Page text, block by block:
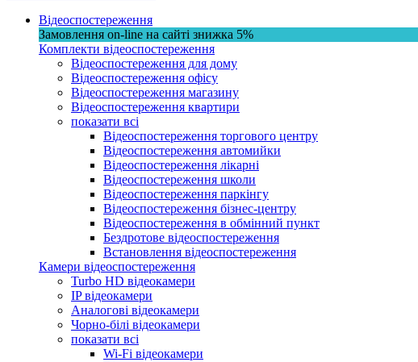
Відеоспостереження
Замовлення on-line на сайті знижка 5%
Комплекти відеоспостереження
Відеоспостереження для дому
Відеоспостереження офісу
Відеоспостереження магазину
Відеоспостереження квартири
показати всі
Відеоспостереження торгового центру
Відеоспостереження автомийки
Відеоспостереження лікарні
Відеоспостереження школи
Відеоспостереження паркінгу
Відеоспостереження бізнес-центру
Відеоспостереження в обмінний пункт
Бездротове відеоспостереження
Встановлення відеоспостереження
Камери відеоспостереження
Turbo HD відеокамери
IP відеокамери
Аналогові відеокамери
Чорно-білі відеокамери
показати всі
Wi-Fi відеокамери